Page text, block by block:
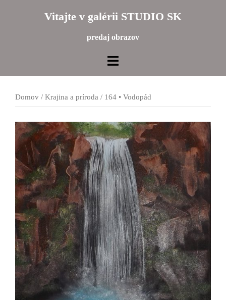
Vitajte v galérii STUDIO SK
predaj obrazov
Domov / Krajina a príroda / 164 • Vodopád